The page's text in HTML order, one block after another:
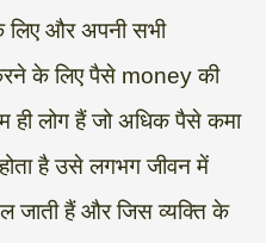
और अपनी सभी
के लिए पैसे money की
ही लोग हैं जो अधिक पैसे कमा
है उसे लगभग जीवन में
जाती हैं और जिस व्यक्ति के